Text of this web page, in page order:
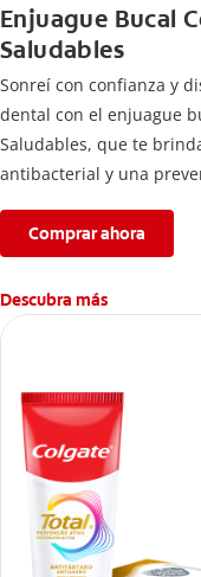
Enjuague Bucal
Saludables
Sonreí con confianza y
dental con el enjuague
Saludables, que te
antibacterial y una
Comprar ahora
Descubra más